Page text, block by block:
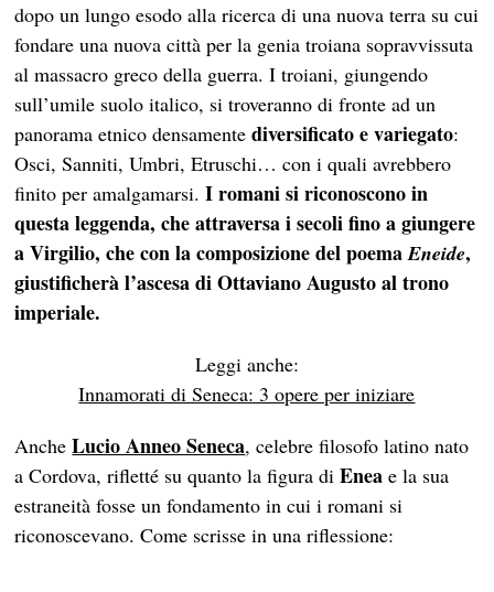
dopo un lungo esodo alla ricerca di una nuova terra su cui
fondare una nuova città per la genia troiana sopravvissuta
al massacro greco della guerra. I troiani, giungendo
sull’umile suolo italico, si troveranno di fronte ad un
panorama etnico densamentediversificato e variegato:
Osci, Sanniti, Umbri, Etruschi… con i quali avrebbero
finito per amalgamarsi.I romani si riconoscono in
questa leggenda, che attraversa i secoli fino a giungere
a Virgilio, che con la composizione del poemaEneide,
giustificherà l’ascesa di Ottaviano Augusto al trono
imperiale.
Leggi anche:
Innamorati di Seneca: 3 opere per iniziare
AncheLucio Anneo Seneca, celebre filosofo latino nato
a Cordova, rifletté su quanto la figura diEnea e la sua
estraneità fosse un fondamento in cui i romani si
riconoscevano. Come scrisse in una riflessione: